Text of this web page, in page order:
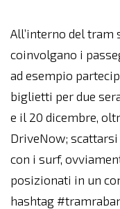
All’interno del
coinvolgano i
ad esempio
biglietti per due
e il 20 dicembre,
DriveNow;
con i surf,
posizionati in un
hashtag